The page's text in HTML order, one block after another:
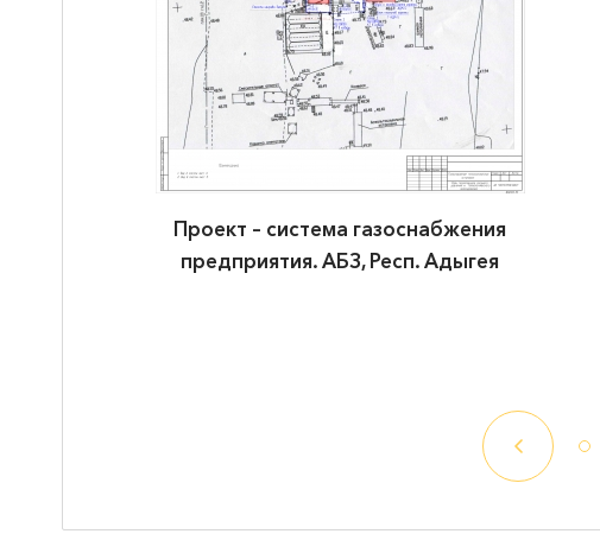
Проект – система газоснабжения
предприятия. АБЗ, Респ. Адыгея